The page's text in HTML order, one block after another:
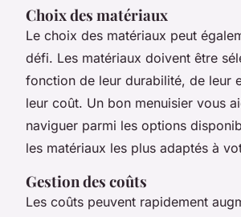
Choix des matériaux
Le choix des matériaux peut
défi. Les matériaux doivent être
fonction de leur durabilité, de leur
leur coût. Un bon menuisier vous
naviguer parmi les options
les matériaux les plus adaptés à
Gestion des coûts
Les coûts peuvent rapidement